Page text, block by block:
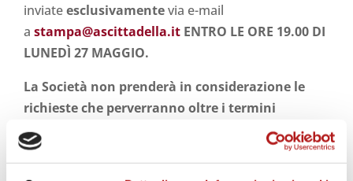
inviateesclusivamentevia e-mail
a stampa@ascittadella.it ENTRO LE ORE 19.00 DI
LUNEDÌ 27 MAGGIO.
La Società non prenderà in considerazione le
richieste che perverranno oltre i termini
sopraindicati.
Le richieste, che verranno prese in considerazione